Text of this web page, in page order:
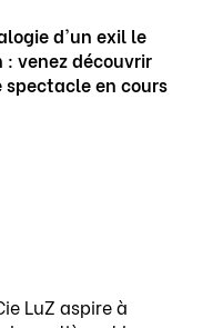
d'un exil le
: venez découvrir
spectacle en cours
LuZ aspire à